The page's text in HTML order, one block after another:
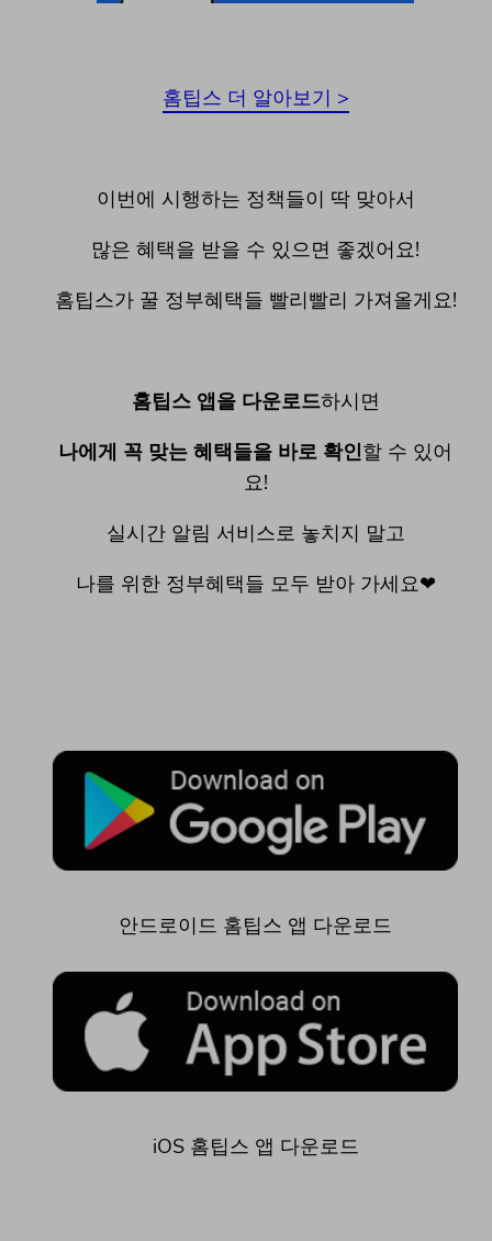
홈팁스 더 알아보기 >
이번에 시행하는 정책들이 딱 맞아서
많은 혜택을 받을 수 있으면 좋겠어요!
홈팁스가 꿀 정부혜택들 빨리빨리 가져올게요!
홈팁스 앱을 다운로드하시면
나에게 꼭 맞는 혜택들을 바로 확인할 수 있어
요!
실시간 알림 서비스로 놓치지 말고
나를 위한 정부혜택들 모두 받아 가세요❤
안드로이드 홈팁스 앱 다운로드
iOS 홈팁스 앱 다운로드